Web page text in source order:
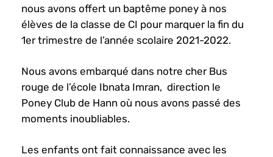
nous avons offert un baptême poney à nos
élèves de la classe de CI pour marquer la fin du
1ertrimestre de l’année scolaire 2021-2022.
Nous avons embarqué dans notre cher Bus
rouge de l’école Ibnata Imran, direction le
Poney Club de Hann où nous avons passé des
moments inoubliables.
Les enfants ont fait connaissance avec les